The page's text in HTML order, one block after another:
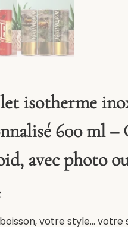
isotherme
600 ml –
avec photo
votre style… votre